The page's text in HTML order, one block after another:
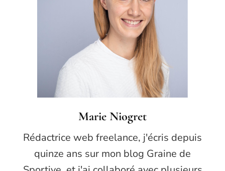
Marie Niogret
Rédactrice web freelance, j'écris depuis
quinze ans sur mon blog Graine de